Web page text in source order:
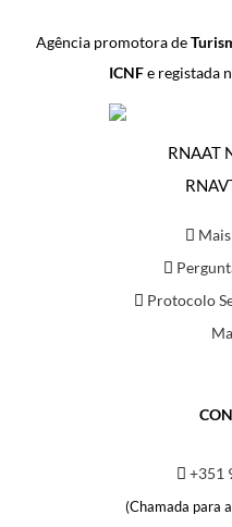
Agência promotora de
ICNFe registada
RNAAT
Protocolo
+351
(Chamada para